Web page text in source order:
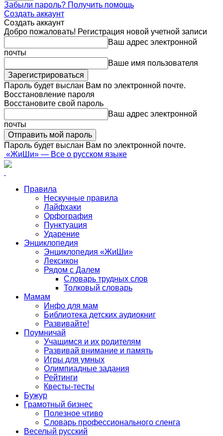
Забыли пароль? Получить помощь
Создать аккаунт
Создать аккаунт
Добро пожаловать! Регистрация новой учетной записи
Ваш адрес электронной
почты
Ваше имя пользователя
Пароль будет выслан Вам по электронной почте.
Восстановление пароля
Восстановите свой пароль
Ваш адрес электронной
почты
Пароль будет выслан Вам по электронной почте.
«ЖиШи» — Все о русском языке
Правила
Нескучные правила
Лайфхаки
Орфография
Пунктуация
Ударение
Энциклопедия
Энциклопедия «ЖиШи»
Лексикон
Рядом с Далем
Словарь трудных слов
Толковый словарь
Мамам
Инфо для мам
Библиотека детских аудиокниг
Развивайте!
Поумничай
Учащимся и их родителям
Развивай внимание и память
Игры для умных
Олимпиадные задания
Рейтинги
Квесты-тесты
Бужур
Грамотный бизнес
Полезное чтиво
Словарь профессионального сленга
Веселый русский